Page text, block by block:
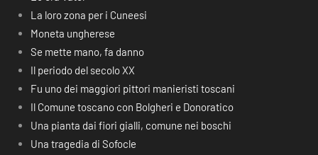
La loro zona per i Cuneesi
Moneta ungherese
Se mette mano, fa danno
Il periodo del secolo XX
Fu uno dei maggiori pittori manieristi toscani
Il Comune toscano con Bolgheri e Donoratico
Una pianta dai fiori gialli, comune nei boschi
Una tragedia di Sofocle